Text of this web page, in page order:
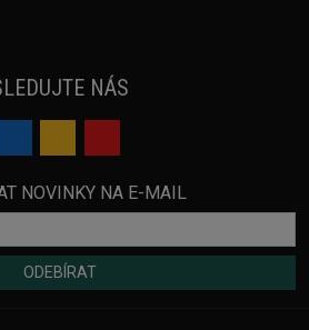
NÁS
NOVINKY NA E-MAIL
ODEBÍRAT